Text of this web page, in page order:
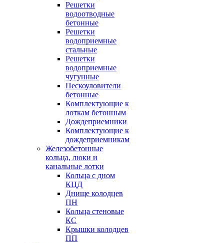
Решетки
водоотводные
бетонные
Решетки
водоприемные
стальные
Решетки
водоприемные
чугунные
Пескоуловители
бетонные
Комплектующие к
лоткам бетонным
Дождеприемники
Комплектующие к
дождеприемникам
Железобетонные
кольца, люки и
канальные лотки
Кольца с дном
КЦД
Днище колодцев
ПН
Кольца стеновые
КС
Крышки колодцев
ПП